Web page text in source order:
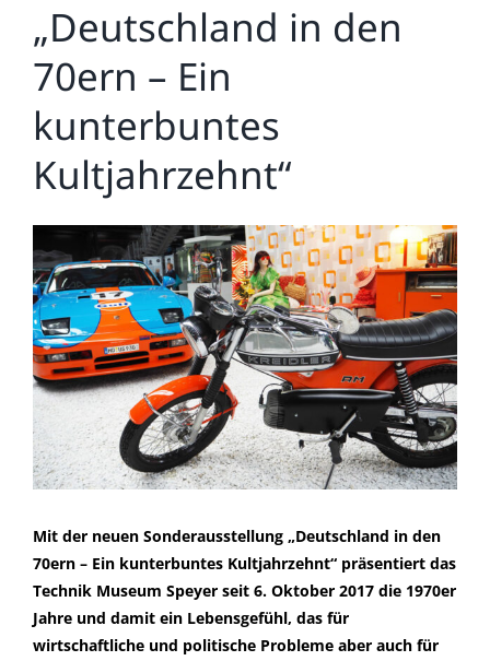
„Deutschland in den
70ern – Ein
kunterbuntes
Kultjahrzehnt“
grösseres
Bild
Mit der neuen Sonderausstellung „Deutschland in den
70ern – Ein kunterbuntes Kultjahrzehnt“ präsentiert das
Technik Museum Speyer seit 6. Oktober 2017 die 1970er
Jahre und damit ein Lebensgefühl, das für
wirtschaftliche und politische Probleme aber auch für